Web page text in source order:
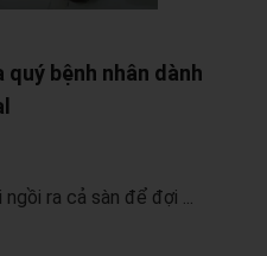
bệnh nhân dành
ra cả sàn để đợi ...